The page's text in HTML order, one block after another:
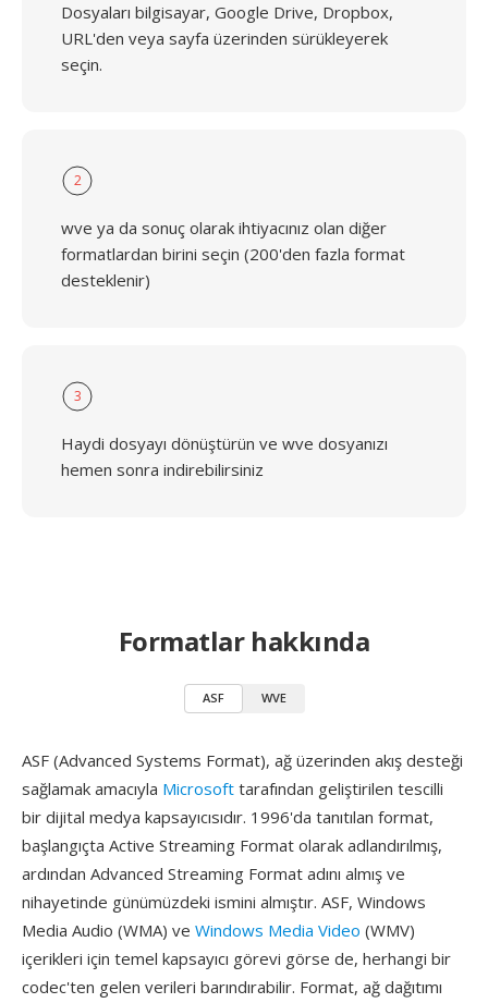
Dosyaları bilgisayar, Google Drive, Dropbox,
URL'den veya sayfa üzerinden sürükleyerek
seçin.
2
wve ya da sonuç olarak ihtiyacınız olan diğer
formatlardan birini seçin (200'den fazla format
desteklenir)
3
Haydi dosyayı dönüştürün ve wve dosyanızı
hemen sonra indirebilirsiniz
Formatlar hakkında
ASF WVE
ASF (Advanced Systems Format), ağ üzerinden akış desteği
sağlamak amacıyla Microsoft tarafından geliştirilen tescilli
bir dijital medya kapsayıcısıdır. 1996'da tanıtılan format,
başlangıçta Active Streaming Format olarak adlandırılmış,
ardından Advanced Streaming Format adını almış ve
nihayetinde günümüzdeki ismini almıştır. ASF, Windows
Media Audio (WMA) ve Windows Media Video (WMV)
içerikleri için temel kapsayıcı görevi görse de, herhangi bir
codec'ten gelen verileri barındırabilir. Format, ağ dağıtımı